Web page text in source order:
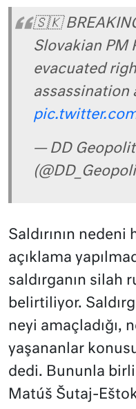
🇸🇰
Slovakian PM
evacuated
assassination
— DD
Saldırının
açıklama
saldırganın silah
belirtiliyor.
neyi amaçladığı,
yaşananlar
dedi. Bununla
Matúš Šutaj-Eštok